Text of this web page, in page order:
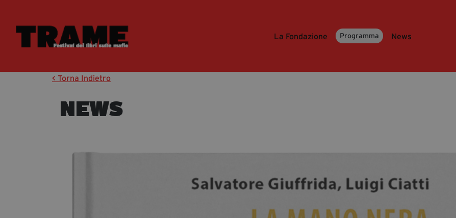
La Fondazione Programma News
< Torna Indietro
NEWS